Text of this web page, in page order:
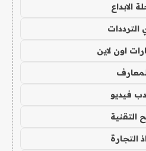
الابداع
الترددات
اون لاين
فيديو
التقنية
التجارة